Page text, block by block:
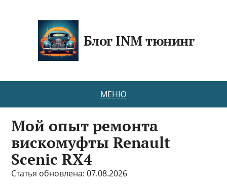
Блог INM тюнинг
МЕНЮ
Мой опыт ремонта
вискомуфты Renault
Scenic RX4
Статья обновлена: 07.08.2026